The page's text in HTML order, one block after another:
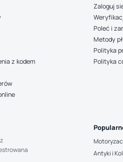
z kodem
Zaloguj
Poleć i
Metody
Polityka
Polityka
Antyki i